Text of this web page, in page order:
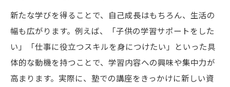
新たな学びを得ることで、自己成長はもちろん、生活の
幅も広がります。例えば、「子供の学習サポートをした
い」「仕事に役立つスキルを身につけたい」といった具
体的な動機を持つことで、学習内容への興味や集中力が
高まります。実際に、塾での講座をきっかけに新しい資